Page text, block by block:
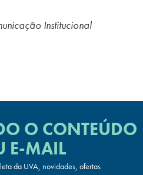
Institucional
O CONTEÚDO
E-MAIL
da UVA, novidades, ofertas